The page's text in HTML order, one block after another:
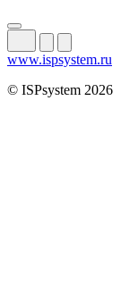
www.ispsystem.ru
© ISPsystem 2026